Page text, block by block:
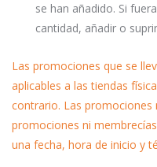
se han añadido. Si
cantidad, añadir o
Las promociones que se
aplicables a las tiendas
contrario. Las promociones
promociones ni
una fecha, hora de inicio y